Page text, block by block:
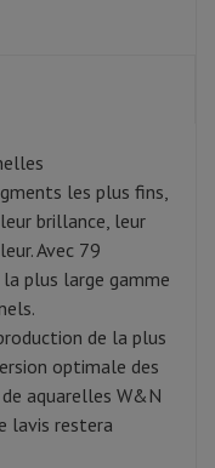
les plus fins,
brillance, leur
Avec 79
plus large gamme
de la plus
optimale des
aquarelles W&N
lavis restera